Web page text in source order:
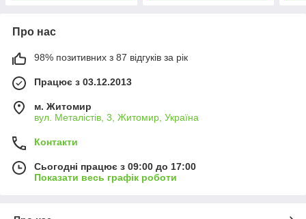
Про нас
98% позитивних з 87 відгуків за рік
Працює з 03.12.2013
м. Житомир
вул. Металістів, 3, Житомир, Україна
Контакти
Сьогодні працює з 09:00 до 17:00
Показати весь графік роботи